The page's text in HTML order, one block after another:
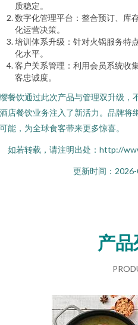
质稳定。
数字化管理平台：整合预订、库
化运营决策。
培训体系升级：针对火锅服务特
化水平。
客户关系管理：利用会员系统收
客忠诚度。
餐饮通过此次产品与管理双升级，
店餐饮业务注入了新活力。品牌将
能，为全球食客带来更多惊喜。
如若转载，请注明出处：http://
更新时间：
产